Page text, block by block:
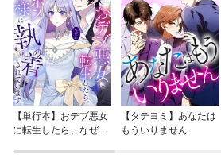
【単行本】おデブ悪女
に転生したら、なぜか
【タテヨミ】あなたは
もういりません